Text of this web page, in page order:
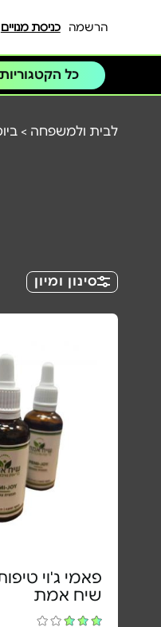
הרשמה כניסת מנויים
כל הקטגוריות
לבית ולמשפחה >
סינון ומיון
פאמי ג'וי
שיח אמת